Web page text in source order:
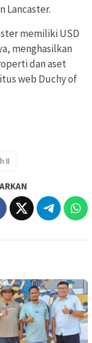
Lancaster.
memiliki USD
menghasilkan
dan aset
web Duchy of
II